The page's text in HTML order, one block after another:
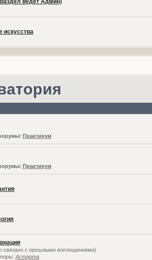
ведет Админ)
искусства
Практикум
Практикум
связано с прошлыми воплощениями)
Астарта